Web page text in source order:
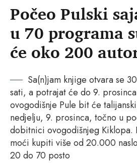
Počeo Pulski
u 70 programa
će oko 200
Sa(n)jam knjige otvara se
sati, a potrajat će do 9.
ovogodišnje Pule bit će
nedjelju, 9. prosinca, točno u
dobitnici ovogodišnjeg Kiklopa.
moći kupiti više od 20.000
20 do 70 posto